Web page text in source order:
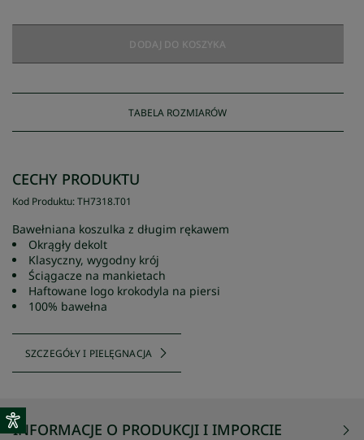
DODAJ DO KOSZYKA
TABELA ROZMIARÓW
CECHY PRODUKTU
Kod Produktu:TH7318.T01
Bawełniana koszulka z długim rękawem
Okrągły dekolt
Klasyczny, wygodny krój
Ściągacze na mankietach
Haftowane logo krokodyla na piersi
100% bawełna
SZCZEGÓŁY I PIELĘGNACJA
INFORMACJE O PRODUKCJI I IMPORCIE